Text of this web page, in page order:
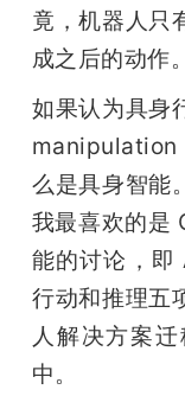
竟，机器人只
成之后的动作。
如果认为具身
manipulation
么是具身智能
我最喜欢的是
能的讨论，即
行动和推理五
人解决方案
中。